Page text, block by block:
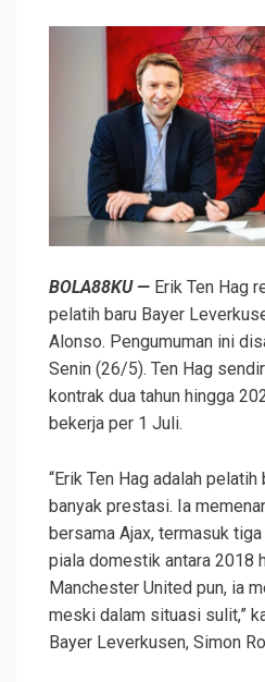
BOLA88KU — Erik Ten Hag
pelatih baru Bayer
Alonso. Pengumuman ini
Senin (26/5). Ten Hag
kontrak dua tahun hingga
bekerja per 1 Juli.
“Erik Ten Hag adalah
banyak prestasi. Ia
bersama Ajax, termasuk
piala domestik antara 2018
Manchester United pun, ia
meski dalam situasi sulit,”
Bayer Leverkusen, Simon